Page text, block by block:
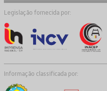
Legislação fornecida por:
Informação classificada por: